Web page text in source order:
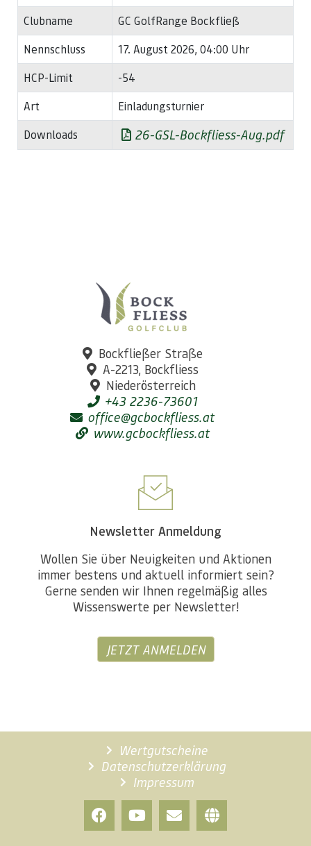
Clubname
GC GolfRange Bockfließ
Nennschluss
17. August 2026, 04:00 Uhr
HCP-Limit
-54
Art
Einladungsturnier
Downloads
26-GSL-Bockfliess-Aug.pdf
Bockfließer Straße
A-2213, Bockfliess
Niederösterreich
+43 2236-73601
office@gcbockfliess.at
www.gcbockfliess.at
Newsletter Anmeldung
Wollen Sie über Neuigkeiten und Aktionen
immer bestens und aktuell informiert sein?
Gerne senden wir Ihnen regelmäßig alles
Wissenswerte per Newsletter!
JETZT ANMELDEN
Wertgutscheine
Datenschutzerklärung
Impressum